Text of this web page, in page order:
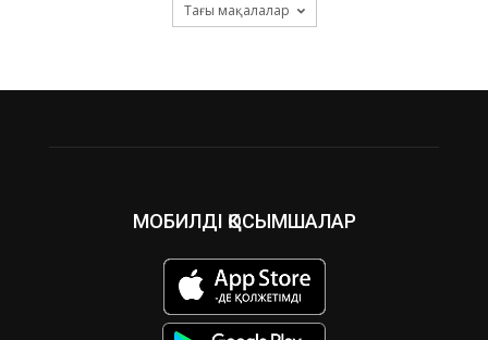
Тағы мақалалар
МОБИЛДІ ҚОСЫМШАЛАР